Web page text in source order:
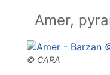
Amer,